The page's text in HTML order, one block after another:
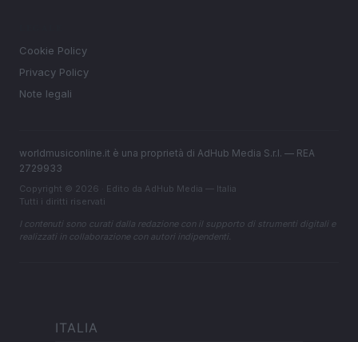
Cookie Policy
Privacy Policy
Note legali
worldmusiconline.it è una proprietà di AdHub Media S.r.l. — REA
2729933
Copyright © 2026 · Edito da AdHub Media — Italia
Tutti i diritti riservati
I contenuti sono curati dalla redazione con il supporto di strumenti digitali e
realizzati in collaborazione con autori indipendenti.
ITALIA